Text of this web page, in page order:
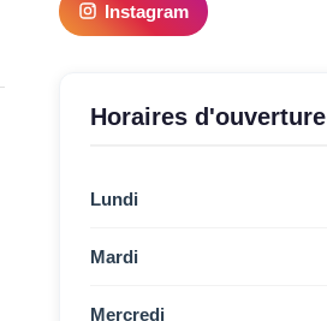
Instagram
Horaires d'ouverture
Lundi
Mardi
Mercredi